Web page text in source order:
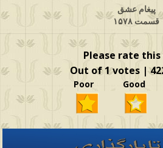
پیغام عشق
قسمت ۱۵۷۸
Please rate this
Out of 1 votes |
Poor Good